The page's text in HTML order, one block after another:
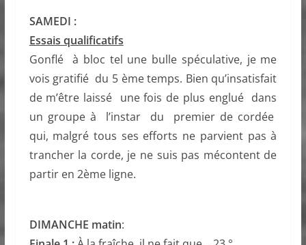
SAMEDI :
Essais qualificatifs
Gonflé à bloc tel une bulle spéculative, je me
vois gratifié du 5 ème temps. Bien qu’insatisfait
de m’être laissé une fois de plus englué dans
un groupe à l’instar du premier de cordée
qui, malgré tous ses efforts ne parvient pas à
trancher la corde, je ne suis pas mécontent de
partir en 2ème ligne.
DIMANCHE matin: